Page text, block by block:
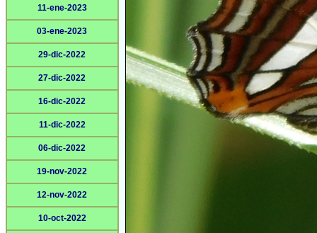
11-ene-2023
03-ene-2023
29-dic-2022
27-dic-2022
16-dic-2022
11-dic-2022
06-dic-2022
19-nov-2022
12-nov-2022
10-oct-2022